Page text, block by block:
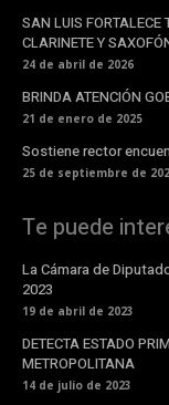
SAN LUIS FORTALECE
CLARINETE Y
24 de abril de 2026
BRINDA ATENCIÓN
21 de enero de 2025
Sostiene rector
25 de septiembre de
Te puede
La Cámara de
2023
19 de abril de 2023
DETECTA ESTADO
METROPOLITANA
14 de julio de 2023